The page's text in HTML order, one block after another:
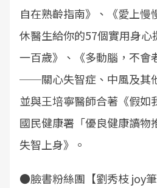
自在熟齡指南》、《愛上
休醫生給你的57個實用身心
一百歲》、《多動腦，不會
──關心失智症、中風及其
並與王培寧醫師合著《假如
國民健康署「優良健康讀物
失智上身》。
●臉書粉絲團【劉秀枝 joy